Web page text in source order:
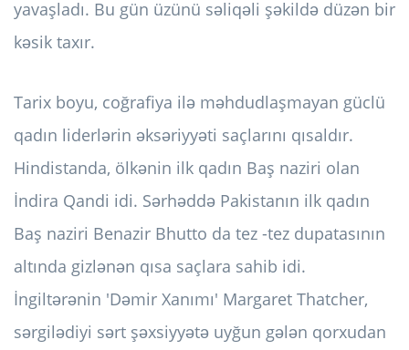
yavaşladı. Bu gün üzünü səliqəli şəkildə düzən bir
kəsik taxır.
Tarix boyu, coğrafiya ilə məhdudlaşmayan güclü
qadın liderlərin əksəriyyəti saçlarını qısaldır.
Hindistanda, ölkənin ilk qadın Baş naziri olan
İndira Qandi idi. Sərhəddə Pakistanın ilk qadın
Baş naziri Benazir Bhutto da tez -tez dupatasının
altında gizlənən qısa saçlara sahib idi.
İngiltərənin 'Dəmir Xanımı' Margaret Thatcher,
sərgilədiyi sərt şəxsiyyətə uyğun gələn qorxudan